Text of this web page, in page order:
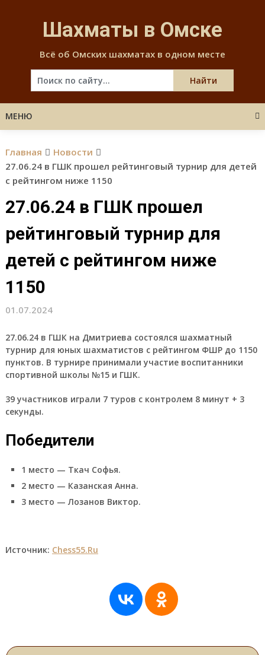
content
Шахматы в Омске
Всё об Омских шахматах в одном месте
МЕНЮ
Главная
Новости
27.06.24 в ГШК прошел рейтинговый турнир для детей
с рейтингом ниже 1150
27.06.24 в ГШК прошел
рейтинговый турнир для
детей с рейтингом ниже
1150
01.07.2024
27.06.24 в ГШК на Дмитриева состоялся шахматный
турнир для юных шахматистов с рейтингом ФШР до 1150
пунктов. В турнире принимали участие воспитанники
спортивной школы №15 и ГШК.
39 участников играли 7 туров с контролем 8 минут + 3
секунды.
Победители
1 место — Ткач Софья.
2 место — Казанская Анна.
3 место — Лозанов Виктор.
Источник: Chess55.Ru